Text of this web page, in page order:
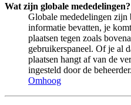
Wat zijn globale mededelingen?
Globale mededelingen
informatie bevatten, je
plaatsen tegen zoals
gebruikerspaneel. Of je al
plaatsen hangt af van de
ingesteld door de beheerder.
Omhoog